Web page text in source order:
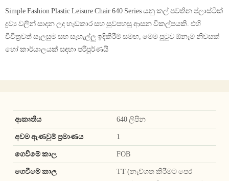
Simple Fashion Plastic Leisure Chair 640 Series යනු කල් පවතින ප්ලාස්ටික්
ද්‍රව්‍ය වලින් සාදන ලද හැඩකාර සහ සුවපහසු ආසන විකල්පයකි. එහි
විචිත්‍රවත් සැලසුම සහ සැහැල්ලු ඉදිකිරීම් සමඟ, මෙම පුටුව ඕනෑම නිවසක්
හෝ කාර්යාලයක් සඳහා පරිපූර්ණයි
ආකෘතිය 640 ලිපින
අවම ඇණවුම් ප්‍රමාණය 1
ගෙවීමේ කාල FOB
ගෙවීමේ කාල
TT (නැව්ගත කිරීමට පෙර